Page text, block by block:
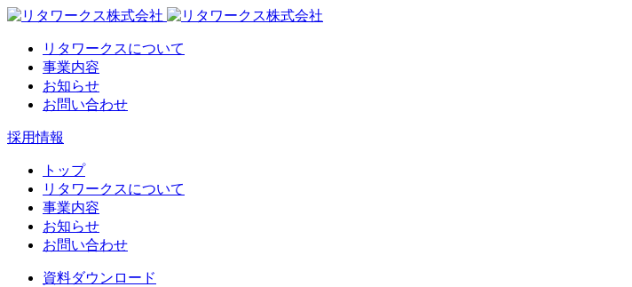
リタワークスについて
事業内容
お知らせ
お問い合わせ
採用情報
トップ
リタワークスについて
事業内容
お知らせ
お問い合わせ
資料ダウンロード